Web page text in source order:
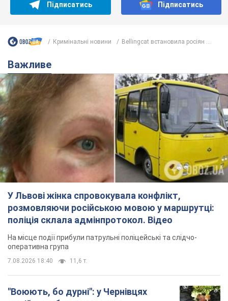
Підписатись Підписатись
Кримінальні новини Bellingcat встановила росіян ...
Важливе
У Львові жінка спровокувала конфлікт,
розмовляючи російською мовою у маршрутці:
поліція склала адмінпротокол. Відео
На місце події прибули патрульні поліцейські та слідчо-
оперативна група
7.08.2026 18:40 11,6 т.
"Воюють, бо дурні": у Чернівцях